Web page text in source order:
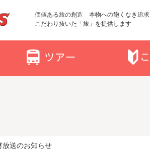
価値ある旅の創造 本物への飽くなき追求
こだわり抜いた「旅」を提供します
放送のお知らせ